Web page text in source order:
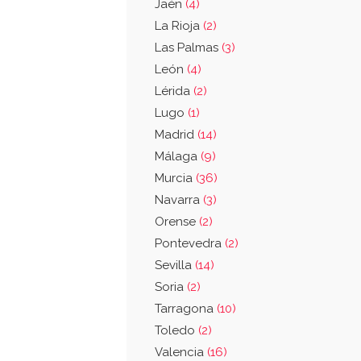
Jaén (4)
La Rioja (2)
Las Palmas (3)
León (4)
Lérida (2)
Lugo (1)
Madrid (14)
Málaga (9)
Murcia (36)
Navarra (3)
Orense (2)
Pontevedra (2)
Sevilla (14)
Soria (2)
Tarragona (10)
Toledo (2)
Valencia (16)